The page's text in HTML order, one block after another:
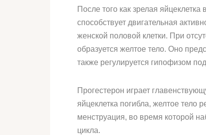
После того как зрелая
способствует двигательная
женской половой клетки. При
образуется желтое тело. Оно
также регулируется гипофизом
Прогестерон играет
яйцеклетка погибла, желтое тело
менструация, во время которой
цикла.